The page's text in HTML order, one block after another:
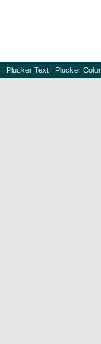
| Plucker Text | Plucker Color